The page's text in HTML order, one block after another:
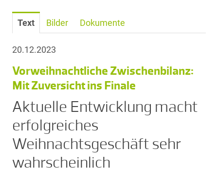
Text Bilder Dokumente
20.12.2023
Vorweihnachtliche Zwischenbilanz:
Mit Zuversicht ins Finale
Aktuelle Entwicklung macht
erfolgreiches
Weihnachtsgeschäft sehr
wahrscheinlich